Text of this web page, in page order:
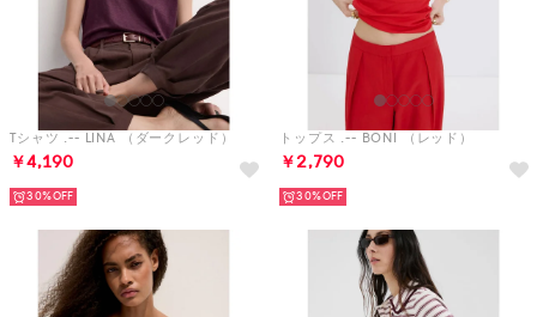
Tシャツ .-- LINA （ダークレッド）
￥4,190
30%
トップス .-- BONI （レッド）
￥2,790
30%